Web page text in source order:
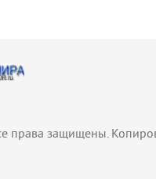
права защищены.